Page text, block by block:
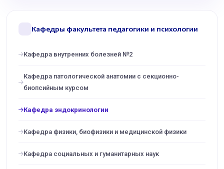
Кафедры факультета педагогики и психологии
Кафедра внутренних болезней №2
Кафедра патологической анатомии с секционно-
биопсийным курсом
Кафедра эндокринологии
Кафедра физики, биофизики и медицинской физики
Кафедра социальных и гуманитарных наук